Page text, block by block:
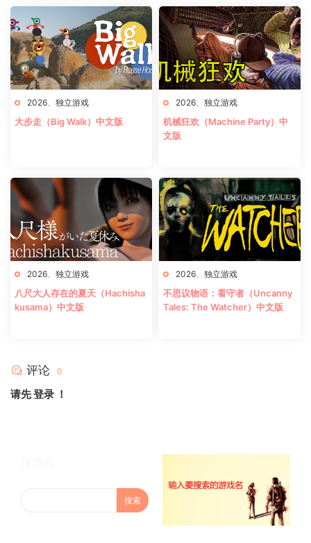
2026 独立游戏
大步走（Big Walk）中文版
2026 独立游戏
机械狂欢（Machine Party）中
文版
2026 独立游戏
八尺大人存在的夏天（Hachisha
kusama）中文版
2026 独立游戏
不思议物语：看守者（Uncanny
Tales: The Watcher）中文版
评论 0
请先登录 ！